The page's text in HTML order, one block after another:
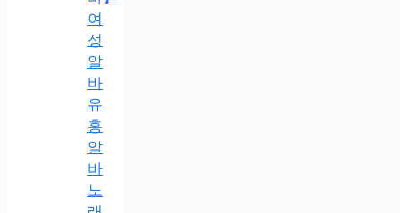
여
성
알
바
유
흥
알
바
노